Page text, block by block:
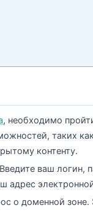
, необходимо
таких
контенту.
ваш логин,
адрес
о доменной зоне.